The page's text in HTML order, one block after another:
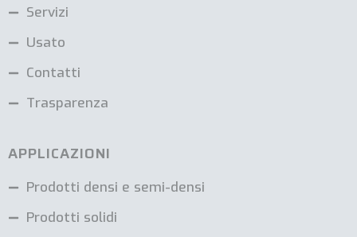
Servizi
Usato
Contatti
Trasparenza
APPLICAZIONI
Prodotti densi e semi-densi
Prodotti solidi